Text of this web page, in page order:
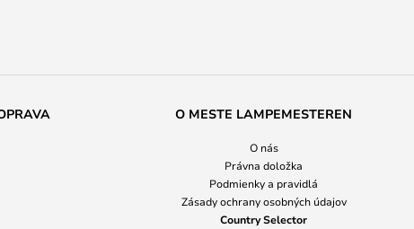
O MESTE LAMPEMESTEREN
O nás
Právna doložka
Podmienky a pravidlá
Zásady ochrany osobných údajov
Country Selector